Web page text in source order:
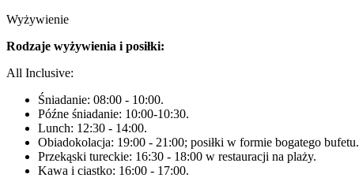
Wyżywienie
Rodzaje wyżywienia i posiłki:
All Inclusive:
Śniadanie: 08:00 - 10:00.
Późne śniadanie: 10:00-10:30.
Lunch: 12:30 - 14:00.
Obiadokolacja: 19:00 - 21:00; posiłki w formie bogatego bufetu.
Przekąski tureckie: 16:30 - 18:00 w restauracji na plaży.
Kawa i ciastko: 16:00 - 17:00.